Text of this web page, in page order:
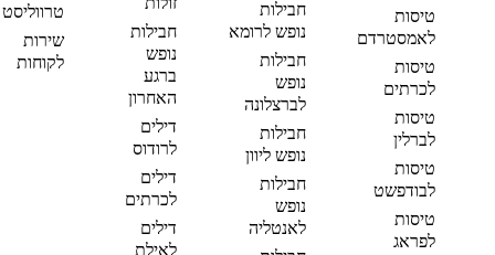
טיסות
לאמסטרדם
טיסות
לכרתים
טיסות
לברלין
טיסות
לבודפשט
טיסות
לפראג
חבילות
נופש לרומא
חבילות
נופש
לברצלונה
חבילות
נופש ליוון
חבילות
נופש
לאנטליה
חבילות
נופש
ברגע
האחרון
דילים
לרודוס
דילים
לכרתים
דילים
לאילת
טרווליסט
שירות
לקוחות